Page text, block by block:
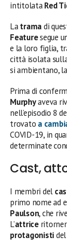
intitolataRed
Latramadi
Featuresegue
e la loro figlia,
città isolata
si ambientano,
Prima di
Murphyaveva
nell’episodio 8
trovato a
COVID-19, in
determinate
Cast,
I membri del
primo nome ad
Paulson, che
L’attrice
protagonistidel